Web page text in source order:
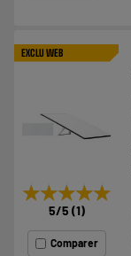
EXCLU WEB
★★★★★
★★★★★
5/5 (1)
Comparer